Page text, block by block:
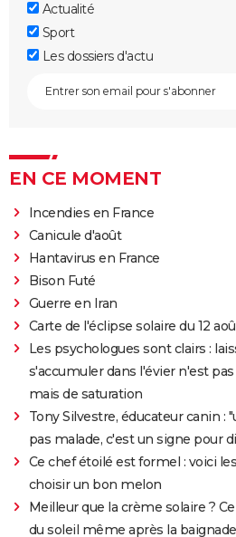
Actualité
Sport
Les dossiers d'actu
EN CE MOMENT
Incendies en France
Canicule d'août
Hantavirus en France
Bison Futé
Guerre en Iran
Carte de l'éclipse solaire du 12
Les psychologues sont clairs :
s'accumuler dans l'évier n'est
mais de saturation
Tony Silvestre, éducateur canin :
pas malade, c'est un signe pour
Ce chef étoilé est formel : voici
choisir un bon melon
Meilleur que la crème solaire ?
du soleil même après la baignade